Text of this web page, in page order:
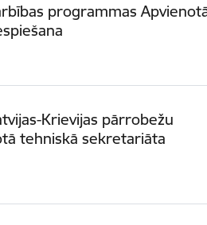
programmas
Krievijas pārrobežu
tehniskā sekretariāta